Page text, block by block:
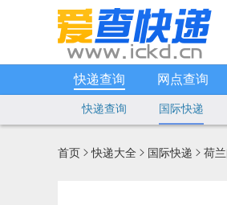
快递查询 网点查询
快递查询 国际快递
首页 快递大全  国际快递  荷